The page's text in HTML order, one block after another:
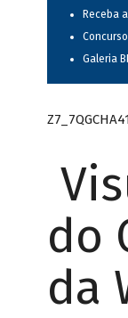
Receba
Galeria
do
da